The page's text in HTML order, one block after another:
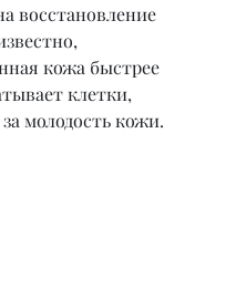
восстановление
кожа быстрее
клетки,
молодость кожи.